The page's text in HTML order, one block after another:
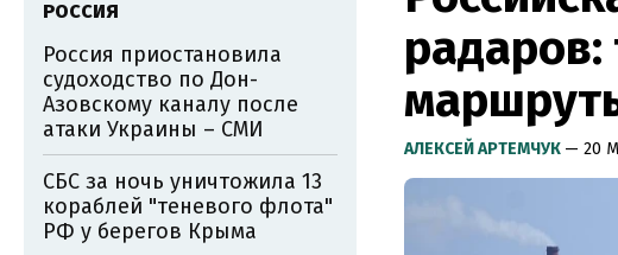
АЛЕКСЕЙ АРТЕМЧУК — 20
РОССИЯ
Россия приостановила
судоходство по Дон-
Азовскому каналу после
атаки Украины – СМИ
СБС за ночь уничтожила 13
кораблей "теневого флота"
РФ у берегов Крыма